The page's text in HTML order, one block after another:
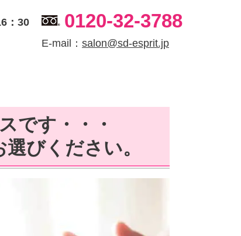
：30 0120-32-3788
E-mail： salon@sd-esprit.jp
です・・・
びください。